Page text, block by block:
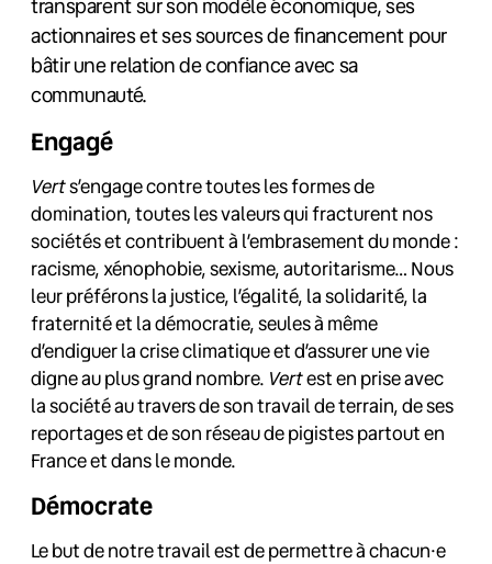
transparent sur son modèle économique, ses
actionnaires et ses sources de financement pour
bâtir une relation de confiance avec sa
communauté.
Engagé
Verts’engage contre toutes les formes de
domination, toutes les valeurs qui fracturent nos
sociétés et contribuent à l’embrasement du monde :
racisme, xénophobie, sexisme, autoritarisme… Nous
leur préférons la justice, l’égalité, la solidarité, la
fraternité et la démocratie, seules à même
d’endiguer la crise climatique et d’assurer une vie
digne au plus grand nombre. Vertest en prise avec
la société au travers de son travail de terrain, de ses
reportages et de son réseau de pigistes partout en
France et dans le monde.
Démocrate
Le but de notre travail est de permettre à chacun·e